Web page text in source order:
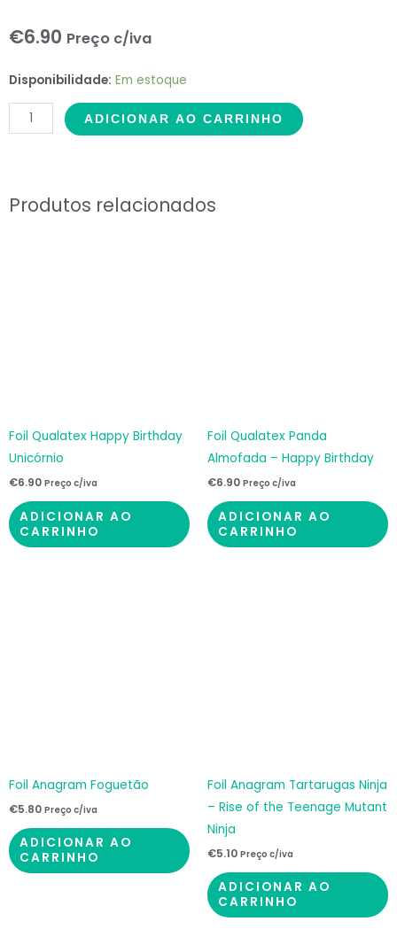
€6.90 Preço c/iva
Disponibilidade: Em estoque
Foil
Qualatex
Happy
ADICIONAR AO CARRINHO
Produtos relacionados
Foil Qualatex Happy Birthday
Unicórnio
€6.90 Preço c/iva
ADICIONAR AO
CARRINHO
Foil Qualatex Panda
Almofada – Happy Birthday
€6.90 Preço c/iva
ADICIONAR AO
CARRINHO
Foil Anagram Foguetão
€5.80 Preço c/iva
ADICIONAR AO
CARRINHO
Foil Anagram Tartarugas Ninja
– Rise of the Teenage Mutant
Ninja
€5.10 Preço c/iva
ADICIONAR AO
CARRINHO